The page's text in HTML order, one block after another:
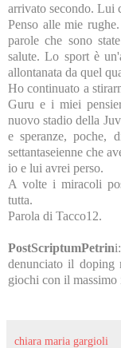
arrivato secondo. Lui
Penso alle mie
parole che sono
salute. Lo sport è
allontanata da quel
Ho continuato a
Guru e i miei
nuovo stadio della
e speranze, poche,
settantaseienne che
io e lui avrei perso.
A volte i miracoli
tutta.
Parola di Tacco12.
PostScriptumPetrin
denunciato il
giochi con il
chiara maria gargioli